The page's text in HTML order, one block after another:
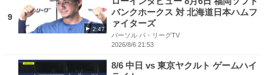
9
2:47
バンクホークス 対 北海道日本ハムフ
ァイターズ
パーソル パ・リーグTV
2026/8/6 21:53
8/6 中日 vs 東京ヤクルト ゲームハイ